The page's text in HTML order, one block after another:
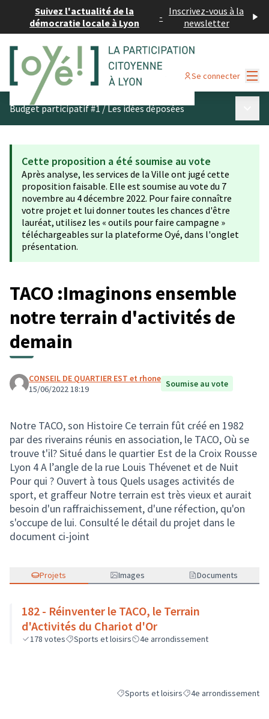
Suivez l'actualité de la
démocratie locale à Lyon
- Inscrivez-vous à la
newsletter
Se connecter
Budget participatif #1/Les idées déposées
Cette proposition a été soumise au vote
Après analyse, les services de la Ville ont jugé cette
proposition faisable. Elle est soumise au vote du 7
novembre au 4 décembre 2022. Pour faire connaître
votre projet et lui donner toutes les chances d'être
lauréat, utilisez les « outils pour faire campagne »
téléchargeables sur la plateforme Oyé, dans l'onglet
présentation.
TACO :Imaginons ensemble
notre terrain d'activités de
demain
CONSEIL DE QUARTIER EST et rhone
15/06/2022 18:19
Soumise au vote
Notre TACO, son Histoire Ce terrain fût créé en 1982
par des riverains réunis en association, le TACO, Où se
trouve t'il? Situé dans le quartier Est de la Croix Rousse
Lyon 4 A l’angle de la rue Louis Thévenet et de Nuit
Pour qui ? Ouvert à tous Quels usages activités de
sport, et graffeur Notre terrain est très vieux et aurait
besoin d'un raffraichissement, d'une réfection, qu'on
s'occupe de lui. Consulté le détail du projet dans le
document ci-joint
Projets Images Documents
182 - Réinventer le TACO, le Terrain
d'Activités du Chariot d'Or
178 votes Sports et loisirs 4e arrondissement
Filtrer les résultats de la catégorie :
Sports et loisirsFiltrer les résultats
4e arrondissement